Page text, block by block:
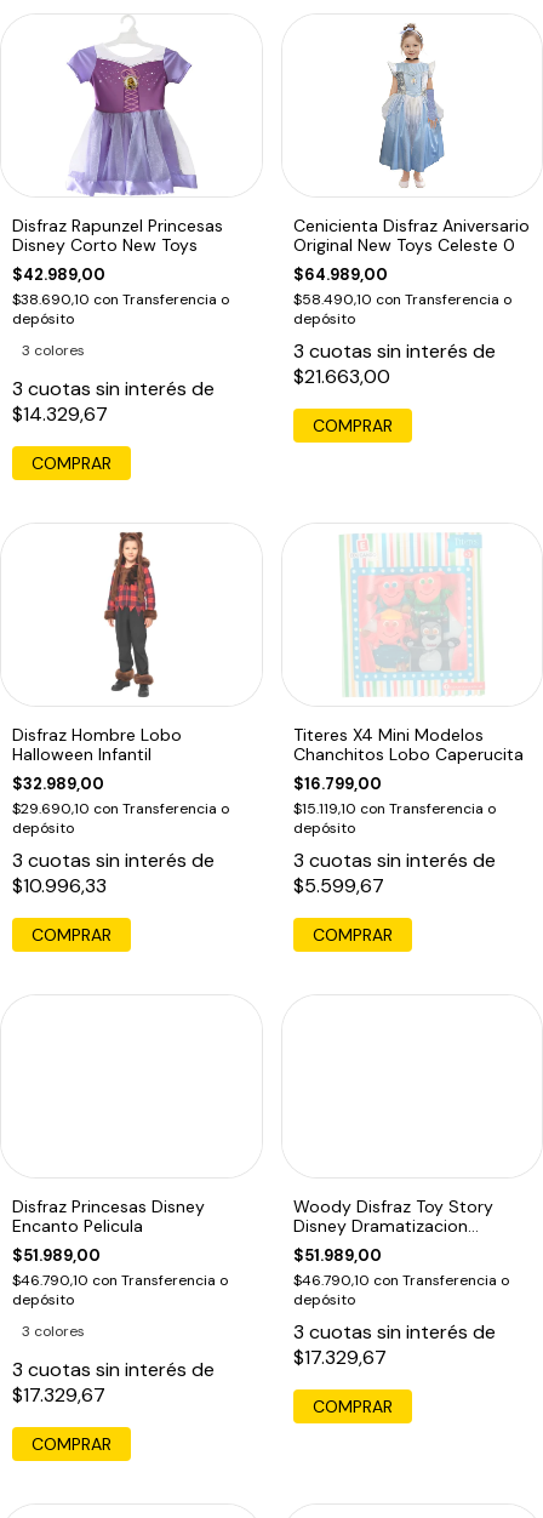
Disfraz Rapunzel Princesas
Disney Corto New Toys
$42.989,00
$38.690,10 con Transferencia o
depósito
3 colores
3 cuotas sin interés de
$14.329,67
COMPRAR
Cenicienta Disfraz Aniversario
Original New Toys Celeste 0
$64.989,00
$58.490,10 con Transferencia o
depósito
3 cuotas sin interés de
$21.663,00
COMPRAR
Disfraz Hombre Lobo
Halloween Infantil
$32.989,00
$29.690,10 con Transferencia o
depósito
3 cuotas sin interés de
$10.996,33
COMPRAR
Titeres X4 Mini Modelos
Chanchitos Lobo Caperucita
$16.799,00
$15.119,10 con Transferencia o
depósito
3 cuotas sin interés de
$5.599,67
COMPRAR
Disfraz Princesas Disney
Encanto Pelicula
$51.989,00
$46.790,10 con Transferencia o
depósito
3 colores
3 cuotas sin interés de
$17.329,67
COMPRAR
Woody Disfraz Toy Story
Disney Dramatizacion
Educando
$51.989,00
$46.790,10 con Transferencia o
depósito
3 cuotas sin interés de
$17.329,67
COMPRAR